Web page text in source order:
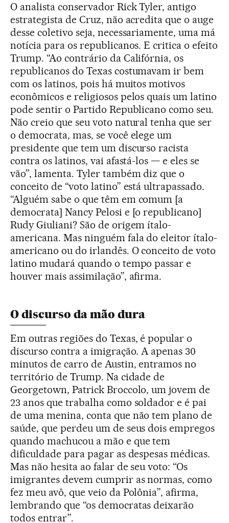
O analista conservador Rick Tyler, antigo
estrategista de Cruz, não acredita que o auge
desse coletivo seja, necessariamente, uma má
notícia para os republicanos. E critica o efeito
Trump. “Ao contrário da Califórnia, os
republicanos do Texas costumavam ir bem
com os latinos, pois há muitos motivos
econômicos e religiosos pelos quais um latino
pode sentir o Partido Republicano como seu.
Não creio que seu voto natural tenha que ser
o democrata, mas, se você elege um
presidente que tem um discurso racista
contra os latinos, vai afastá-los — e eles se
vão”, lamenta. Tyler também diz que o
conceito de “voto latino” está ultrapassado.
“Alguém sabe o que têm em comum [a
democrata] Nancy Pelosi e [o republicano]
Rudy Giuliani? São de origem ítalo-
americana. Mas ninguém fala do eleitor ítalo-
americano ou do irlandês. O conceito de voto
latino mudará quando o tempo passar e
houver mais assimilação”, afirma.
O discurso da mão dura
Em outras regiões do Texas, é popular o
discurso contra a imigração. A apenas 30
minutos de carro de Austin, entramos no
território de Trump. Na cidade de
Georgetown, Patrick Broccolo, um jovem de
23 anos que trabalha como soldador e é pai
de uma menina, conta que não tem plano de
saúde, que perdeu um de seus dois empregos
quando machucou a mão e que tem
dificuldade para pagar as despesas médicas.
Mas não hesita ao falar de seu voto: “Os
imigrantes devem cumprir as normas, como
fez meu avô, que veio da Polônia”, afirma,
lembrando que “os democratas deixarão
todos entrar”.